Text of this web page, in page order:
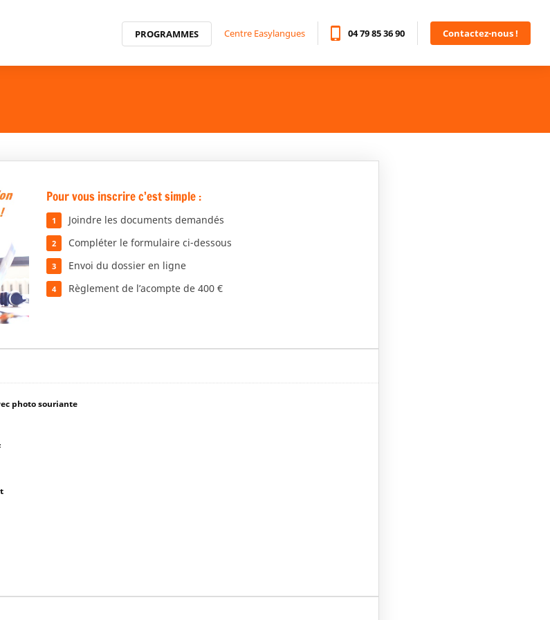
PROGRAMMES Centre Easylangues 04 79 85 36 90 Contactez-nous !
Pour vous inscrire c’est simple :
Joindre les documents demandés
Compléter le formulaire ci-dessous
Envoi du dossier en ligne
Règlement de l’acompte de 400 €
photo souriante